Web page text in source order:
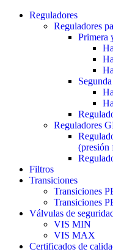
Reguladores
Reguladores
Primera
Reguladores
(presión
Filtros
Transiciones
Transiciones
Transiciones
Válvulas de
VIS MIN
VIS MAX
Certificados de